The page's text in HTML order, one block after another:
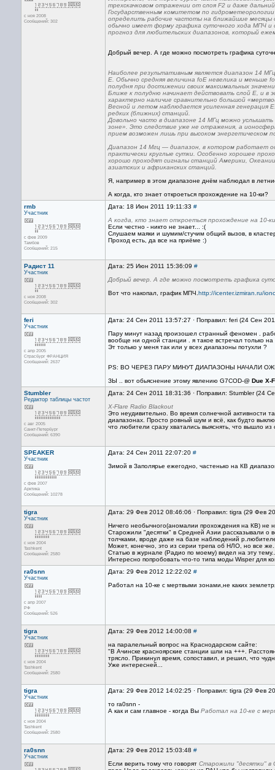
с ноя 2008
Сообщений: 302
трехскачковом отражении от слоя F2 и даже
Государственным комитетом по
определить рабочие частоты на ближайшие месяцы
обычно имеет форму графика суточного хода МПЧ и
прогноз для любительских диапазонов, который
Добрый вечер. А где можно посмотреть графика
Наиболее результативным является диапазон 14
Е. Обычно средняя величина fоE невелика и меньше
полудня при достижении своих максимальных
Ближе к полудню начинает действовать слой Е, и в
характерно наличие сравнительно большой
Весной и летом наблюдается усиленная генерация
редких (ближних) станций.
Довольно часто в диапазоне 14 МГц можно
зоне». Это следствие уже не отражения, а
прием возможен лишь при высоком энергетическом
Диапазон 14 Мгц — диапазон, в котором работает
практически круглые сутки. Особенно хорошее
хорошо проходят сигналы станций Америки,
азиатских и африканских станций.
Я, например в этом диапазоне днём наблюдал в
А когда, кто знает откроеться прохождение на 10-ки?
rmb
Участник
с фев 2009
Тамбов
Сообщений: 215
Дата: 18 Июн 2011 19:11:33 #
А когда, кто знает откроеться прохождение на 10-
Если честно - никто не знает... :(
Слушаем маяки и шумим/стучим общий вызов, в
Проход есть, да все на приёме :)
Радист 11
Участник
с ноя 2008
Сообщений: 302
Дата: 25 Июн 2011 15:36:09 #
Добрый вечер. А где можно посмотреть графика
Вот что накопал, график МПЧ. http://icenter.izmiran.ru/
feri
Участник
с апр 2005
Страсбург ФРАНЦИЯ
Сообщений: 2637
Дата: 24 Сен 2011 13:57:27 · Поправил: feri (24 Сен
Пару минут назад произошел странный феномен .
вообще ни одной станции . я такое встречал только
Эт только у меня так или у всех диапазоны потухли ?
PS: ВО ЧЕРЕЗ ПАРУ МИНУТ ДИАПАЗОНЫ НАЧАЛИ
ЗЫ .. вот обьяснение этому явлению G7COD-@ Due X-
Stumbler
Редактор таблицы частот
с авг 2005
Санкт-Петербург
Сообщений: 6390
Дата: 24 Сен 2011 18:31:36 · Поправил: Stumbler (24
X-Flare Radio Blackout
Это неудивительно. Во время солнечной активности
диапазонах. Просто ровный шум и всё, как будто
что любители сразу хватались выяснять, что вышло
SPEAKER
Участник
с фев 2007
Арктика
Сообщений: 10278
Дата: 24 Сен 2011 22:07:20 #
Зимой в Заполярье ежегодно, частенько на КВ
tigra
Участник
с ноя 2004
Tashkent
Сообщений: 2580
Дата: 29 Фев 2012 08:46:06 · Поправил: tigra (29 Фев
Ничего необычного(аномалии прохождения на КВ) не
Старожили "десятки" в Средней Азии рассказывали о
толчками, вроде даже на базе наблюдений
Может, конечно, это из серии трепа об НЛО, но все
Статью в журнале (Радио по моему) видел на эту
Интересно попробовать что-то типа моды Wisper для
ra0snn
Участник
с апр 2007
РФ
Сообщений: 526
Дата: 29 Фев 2012 12:22:02 #
Работал на 10-ке с мертвыми зонами,не каких
tigra
Участник
с ноя 2004
Tashkent
Сообщений: 2580
Дата: 29 Фев 2012 14:00:08 #
на паралельный вопрос на Краснодарском сайте:
"В Ачинске красноярские станции шли на +++.
трясло. Прикинул время, сопоставил, и решил, что
Уже интересней...
tigra
Участник
с ноя 2004
Tashkent
Сообщений: 2580
Дата: 29 Фев 2012 14:02:25 · Поправил: tigra (29 Фев
то ra0snn -
А как и сам главное - когда Вы Работал на 10-ке с
ra0snn
Участник
Дата: 29 Фев 2012 15:03:48 #
Если верить тому что говорят Старожили "десятки" в